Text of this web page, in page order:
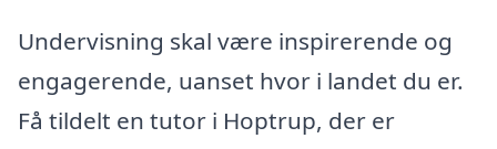
Undervisning skal være inspirerende og
engagerende, uanset hvor i landet du er.
Få tildelt en tutor i Hoptrup, der er